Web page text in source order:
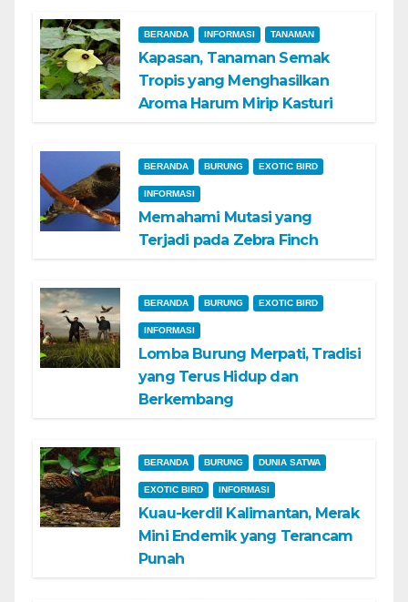
BERANDA INFORMASI TANAMAN
Kapasan, Tanaman Semak
Tropis yang Menghasilkan
Aroma Harum Mirip Kasturi
BERANDA BURUNG EXOTIC BIRD
INFORMASI
Memahami Mutasi yang
Terjadi pada Zebra Finch
BERANDA BURUNG EXOTIC BIRD
INFORMASI
Lomba Burung Merpati, Tradisi
yang Terus Hidup dan
Berkembang
BERANDA BURUNG DUNIA SATWA
EXOTIC BIRD INFORMASI
Kuau-kerdil Kalimantan, Merak
Mini Endemik yang Terancam
Punah